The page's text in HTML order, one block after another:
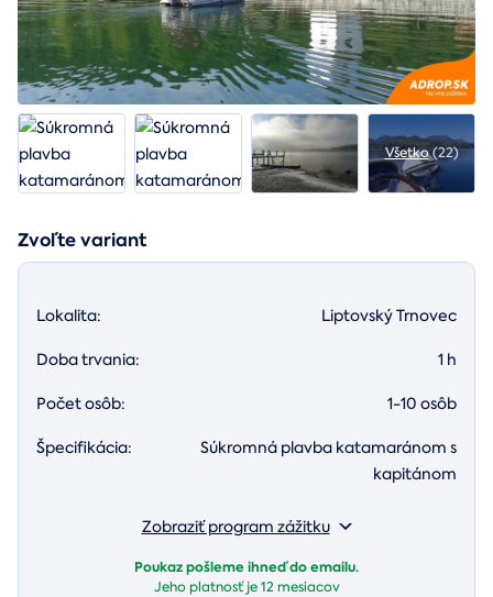
Všetko(22)
Zvoľte variant
Lokalita: Liptovský Trnovec
Doba trvania: 1 h
Počet osôb: 1-10 osôb
Špecifikácia:
Súkromná plavba katamaránom s
kapitánom
Zobraziť program zážitku
Poukaz pošleme ihneď do emailu.
Jeho platnosť je12 mesiacov